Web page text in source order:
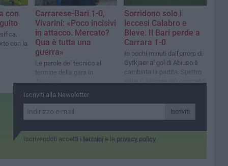
con
con la
Carrarese-Bari 1-0,
Vivarini: «Poco incisivi
in attacco. Mercato?
Qua è tutta una
guerra»
Le parole del tecnico al
termine della gara in
Toscana
Sorridono solo i
leccesi Calabro e
Bleve. Il Bari perde a
Carrara 1-0
In pochi minuti dall'errore di
Gytkjaer al gol di Abiuso è
cambiata la partita. Spettro
Iscriviti alla Newsletter
Iscriviti
Iscrivendoti accetti i termini e la privacy policy